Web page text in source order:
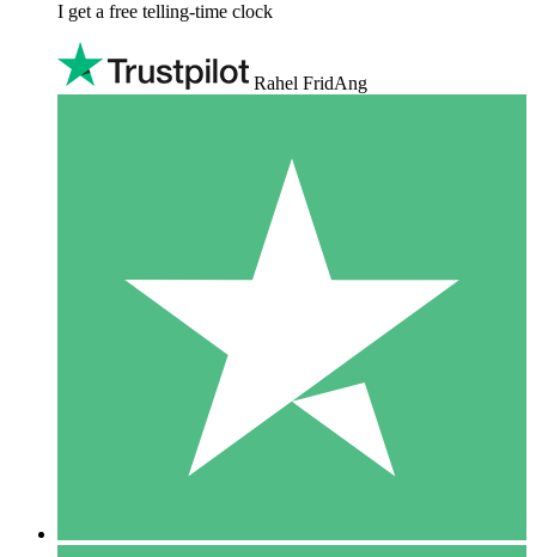
I get a free telling-time clock
Rahel FridAng